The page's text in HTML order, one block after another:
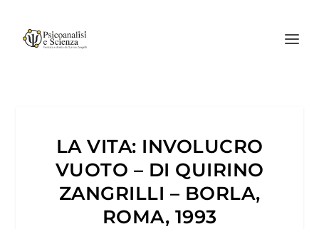
LA VITA: INVOLUCRO
VUOTO – DI QUIRINO
ZANGRILLI – BORLA,
ROMA, 1993